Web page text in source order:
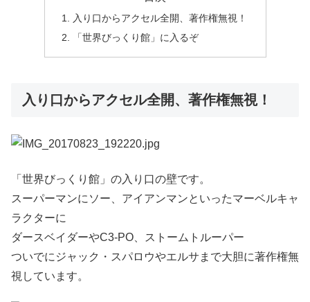
入り口からアクセル全開、著作権無視！
「世界びっくり館」に入るぞ
入り口からアクセル全開、著作権無視！
「世界びっくり館」の入り口の壁です。
スーパーマンにソー、アイアンマンといったマーベルキャ
ラクターに
ダースベイダーやC3-PO、ストームトルーパー
ついでにジャック・スパロウやエルサまで大胆に著作権無
視しています。